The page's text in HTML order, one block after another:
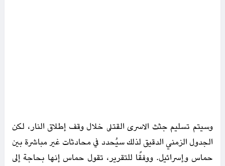
وسيتم تسليم جثث الاسرى القتلى خلال وقف إطلاق النار، لكن
الجدول الزمني الدقيق لذلك سيُحدد في محادثات غير مباشرة بين
حماس وإسرائيل. ووفقًا للتقرير، تقول حماس إنها بحاجة إلى